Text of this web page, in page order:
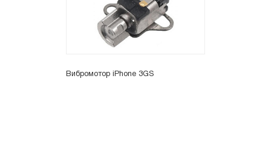
Вибромотор iPhone 3GS